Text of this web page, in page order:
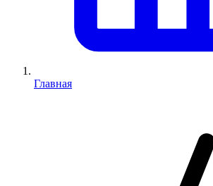
Главная